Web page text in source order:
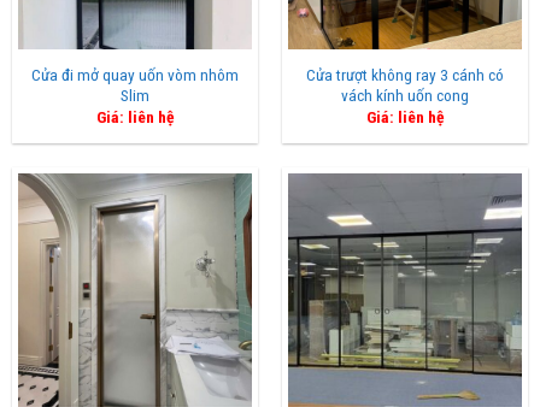
Cửa đi mở quay uốn vòm nhôm
Slim
Giá: liên hệ
Cửa trượt không ray 3 cánh có
vách kính uốn cong
Giá: liên hệ